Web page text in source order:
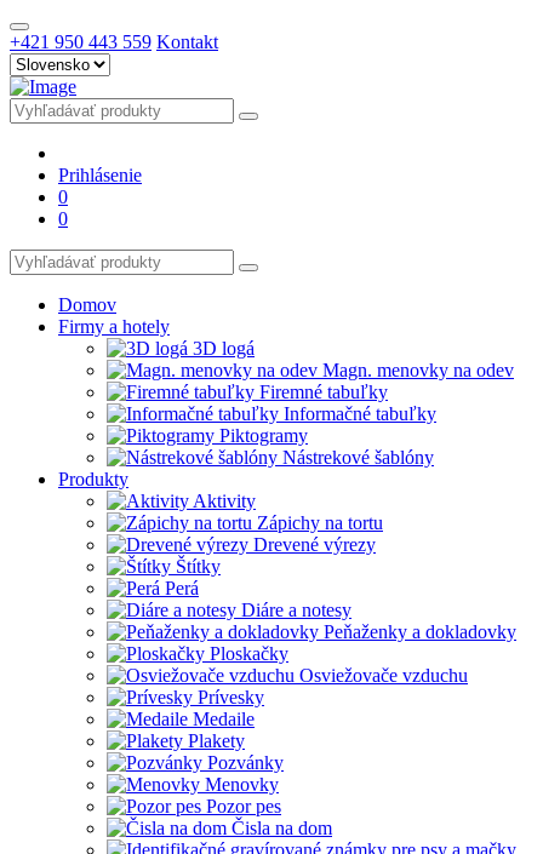
+421 950 443 559 Kontakt
Prihlásenie
0
0
Domov
Firmy a hotely
3D logá
Magn. menovky na odev
Firemné tabuľky
Informačné tabuľky
Piktogramy
Nástrekové šablóny
Produkty
Aktivity
Zápichy na tortu
Drevené výrezy
Štítky
Perá
Diáre a notesy
Peňaženky a dokladovky
Ploskačky
Osviežovače vzduchu
Prívesky
Medaile
Plakety
Pozvánky
Menovky
Pozor pes
Čisla na dom